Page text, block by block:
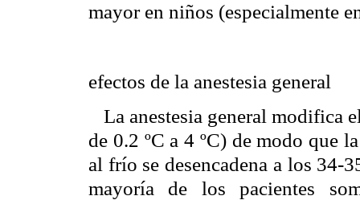
mayor en niños (especialmente
efectos de la anestesia general
La anestesia general modifica
de 0.2 ºC a 4 ºC) de modo que
al frío se desencadena a los 34-
mayoría de los pacientes